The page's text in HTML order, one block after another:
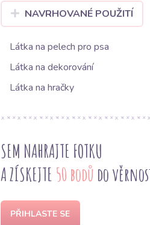
NAVRHOVANÉ POUŽITÍ
Látka na pelech pro psa
Látka na dekorování
Látka na hračky
SEM NAHRAJTE FOTKU
A ZÍSKEJTE 50 bodů do
PŘIHLASTE SE